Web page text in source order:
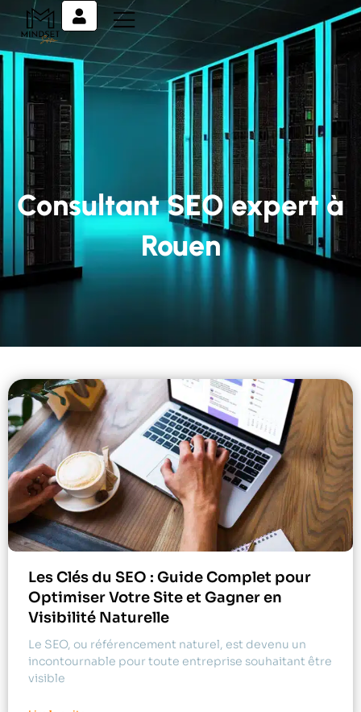
Consultant SEO expert à
Rouen
Les Clés du SEO : Guide Complet pour
Optimiser Votre Site et Gagner en
Visibilité Naturelle
Le SEO, ou référencement naturel, est devenu un
incontournable pour toute entreprise souhaitant être
visible